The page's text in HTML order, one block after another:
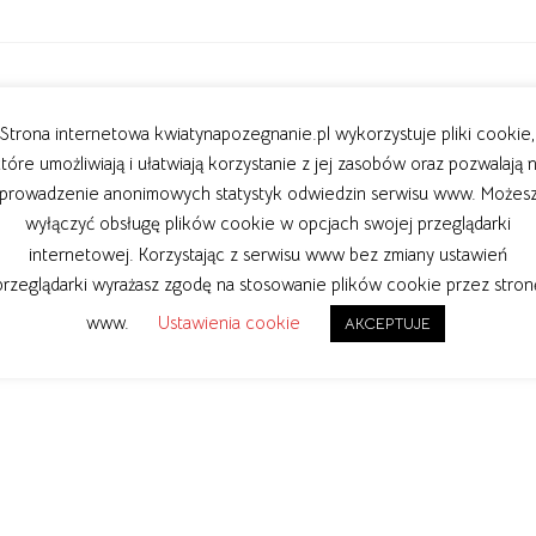
kwiaty_na_pozegnanie.pl
na terenie Warszawy i okolic.
Obserwuj na Instagramie
Strona internetowa kwiatynapozegnanie.pl wykorzystuje pliki cookie,
umożliwiają i ułatwiają korzystanie z jej zasobów oraz pozwalają
prowadzenie anonimowych statystyk odwiedzin serwisu www.
wyłączyć obsługę plików cookie w opcjach swojej przeglądarki
internetowej. Korzystając z serwisu www bez zmiany ustawień
wyrażasz zgodę na stosowanie plików cookie przez
www.
Ustawienia cookie AKCEPTUJE